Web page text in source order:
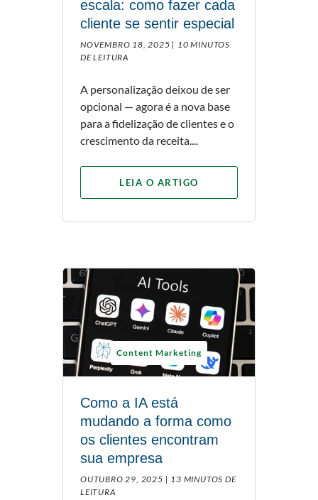
escala: como fazer cada
cliente se sentir especial
NOVEMBRO 18, 2025 | 10 MINUTOS
DE LEITURA
A personalização deixou de ser
opcional — agora é a nova base
para a fidelização de clientes e o
crescimento da receita....
LEIA O ARTIGO
Content Marketing
Como a IA está
mudando a forma como
os clientes encontram
sua empresa
OUTUBRO 29, 2025 | 13 MINUTOS DE
LEITURA